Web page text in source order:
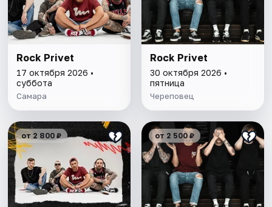
Rock Privet
17 октября 2026 •
суббота
Самара
Rock Privet
30 октября 2026 •
пятница
Череповец
от 2 800 ₽ от 2 500 ₽